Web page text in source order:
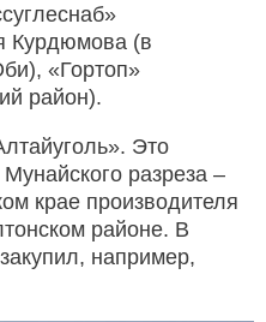
Курдюмова (в
«Гортоп»
район).
Это
разреза –
крае производителя
районе. В
например,